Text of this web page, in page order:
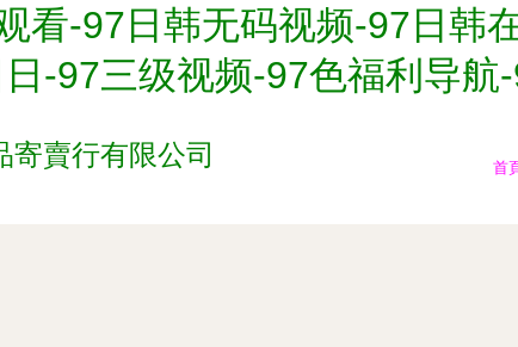
看-97日韩无码视频-97日韩
-97三级视频-97色福利导航
寄賣行有限公司 首